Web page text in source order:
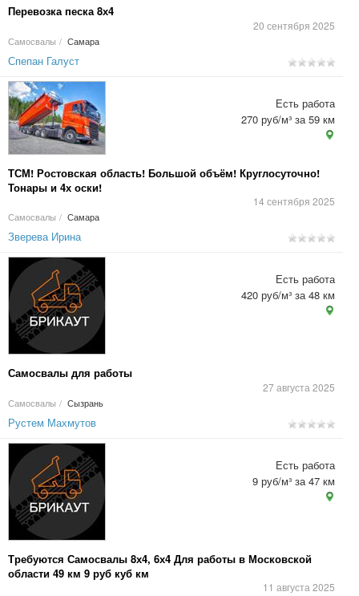
Перевозка песка 8х4
20 сентября 2025
Самосвалы / Самара
Спепан Галуст
ТСМ! Ростовская область! Большой объём! Круглосуточно!
Тонары и 4х оски!
14 сентября 2025
Самосвалы / Самара
Есть работа
270 руб/м³ за 59 км
Зверева Ирина
Самосвалы для работы
27 августа 2025
Самосвалы / Сызрань
Есть работа
420 руб/м³ за 48 км
Рустем Махмутов
Требуются Самосвалы 8х4, 6х4 Для работы в Московской
области 49 км 9 руб куб км
11 августа 2025
Есть работа
9 руб/м³ за 47 км